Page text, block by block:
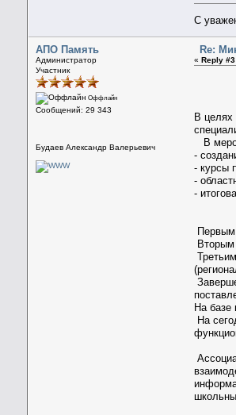
С
АПО Память
Администратор
Участник
Оффлайн
Сообщений: 29 343
Будаев Александр Валерьевич
Re:
«Reply
В
В
-
- курсы
-
-
Первым
На базе
На